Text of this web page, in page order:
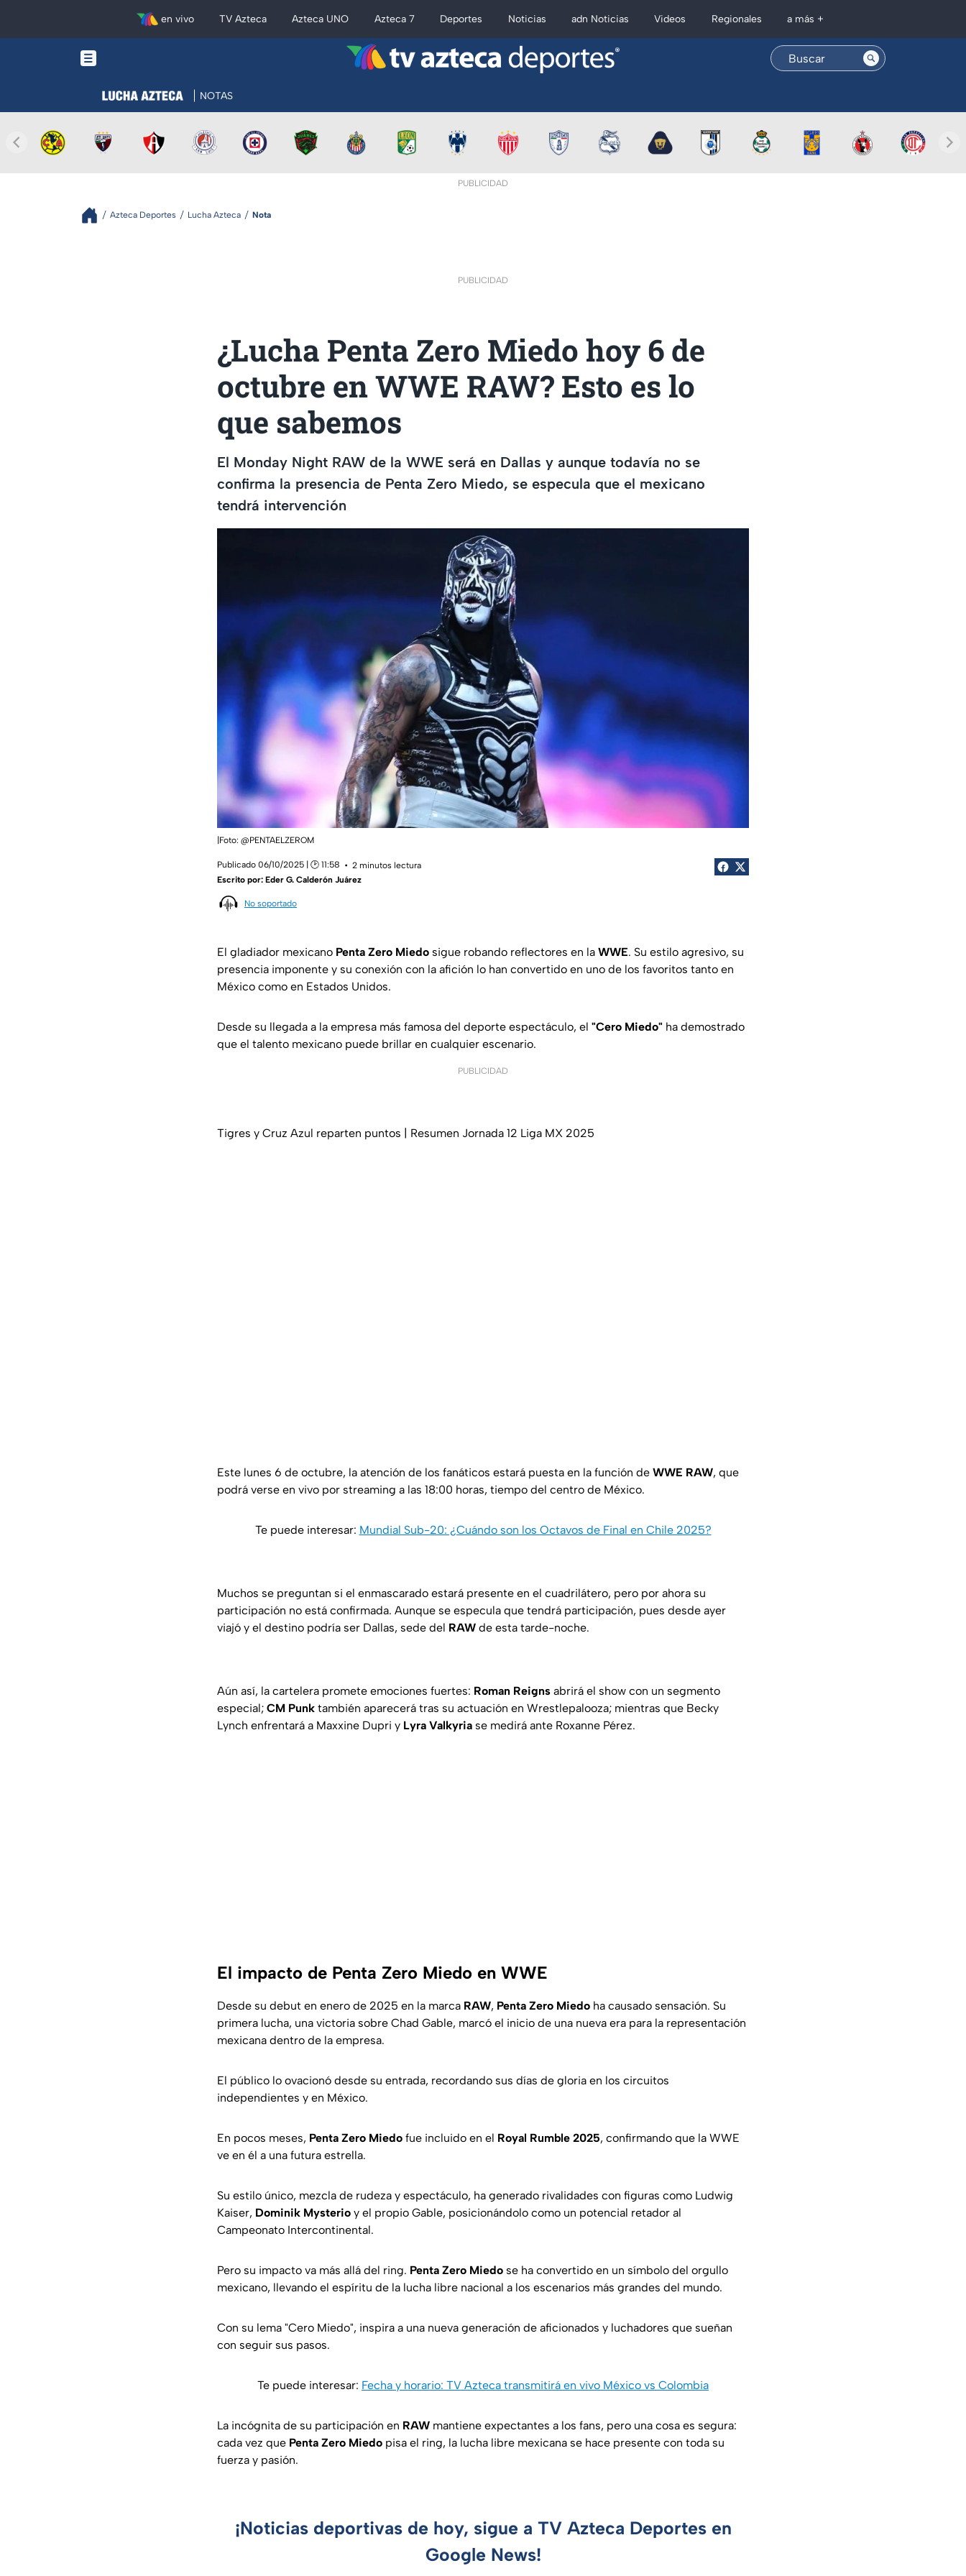
en vivo TV Azteca Azteca UNO Azteca 7 Deportes Noticias adn Noticias Videos Regionales a más +
NOTAS
PUBLICIDAD
Azteca Deportes Lucha Azteca Nota
PUBLICIDAD
¿Lucha Penta Zero Miedo hoy 6 de
octubre en WWE RAW? Esto es lo
que sabemos
El Monday Night RAW de la WWE será en Dallas y aunque todavía no se
confirma la presencia de Penta Zero Miedo, se especula que el mexicano
tendrá intervención
|Foto: @PENTAELZEROM
Publicado 06/10/2025 | 🕑 11:58
2 minutos lectura
Escrito por: Eder G. Calderón Juárez
No soportado
El gladiador mexicano Penta Zero Miedo sigue robando reflectores en la WWE. Su estilo agresivo, su
presencia imponente y su conexión con la afición lo han convertido en uno de los favoritos tanto en
México como en Estados Unidos.
Desde su llegada a la empresa más famosa del deporte espectáculo, el "Cero Miedo" ha demostrado
que el talento mexicano puede brillar en cualquier escenario.
PUBLICIDAD
Tigres y Cruz Azul reparten puntos | Resumen Jornada 12 Liga MX 2025
Este lunes 6 de octubre, la atención de los fanáticos estará puesta en la función de WWE RAW, que
podrá verse en vivo por streaming a las 18:00 horas, tiempo del centro de México.
Te puede interesar: Mundial Sub-20: ¿Cuándo son los Octavos de Final en Chile 2025?
Muchos se preguntan si el enmascarado estará presente en el cuadrilátero, pero por ahora su
participación no está confirmada. Aunque se especula que tendrá participación, pues desde ayer
viajó y el destino podría ser Dallas, sede del RAW de esta tarde-noche.
Aún así, la cartelera promete emociones fuertes: Roman Reigns abrirá el show con un segmento
especial; CM Punk también aparecerá tras su actuación en Wrestlepalooza; mientras que Becky
Lynch enfrentará a Maxxine Dupri y Lyra Valkyria se medirá ante Roxanne Pérez.
El impacto de Penta Zero Miedo en WWE
Desde su debut en enero de 2025 en la marca RAW, Penta Zero Miedo ha causado sensación. Su
primera lucha, una victoria sobre Chad Gable, marcó el inicio de una nueva era para la representación
mexicana dentro de la empresa.
El público lo ovacionó desde su entrada, recordando sus días de gloria en los circuitos
independientes y en México.
En pocos meses, Penta Zero Miedo fue incluido en el Royal Rumble 2025, confirmando que la WWE
ve en él a una futura estrella.
Su estilo único, mezcla de rudeza y espectáculo, ha generado rivalidades con figuras como Ludwig
Kaiser, Dominik Mysterio y el propio Gable, posicionándolo como un potencial retador al
Campeonato Intercontinental.
Pero su impacto va más allá del ring. Penta Zero Miedo se ha convertido en un símbolo del orgullo
mexicano, llevando el espíritu de la lucha libre nacional a los escenarios más grandes del mundo.
Con su lema "Cero Miedo", inspira a una nueva generación de aficionados y luchadores que sueñan
con seguir sus pasos.
Te puede interesar: Fecha y horario: TV Azteca transmitirá en vivo México vs Colombia
La incógnita de su participación en RAW mantiene expectantes a los fans, pero una cosa es segura:
cada vez que Penta Zero Miedo pisa el ring, la lucha libre mexicana se hace presente con toda su
fuerza y pasión.
¡Noticias deportivas de hoy, sigue a TV Azteca Deportes en
Google News!